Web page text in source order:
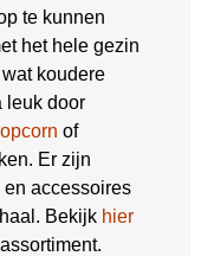
te kunnen
het hele gezin
koudere
leuk door
of
Er zijn
accessoires
Bekijk hier